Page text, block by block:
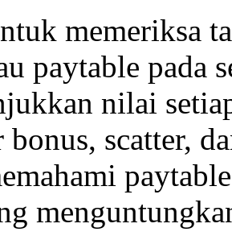
memeriksa
paytable pada
nilai
scatter,